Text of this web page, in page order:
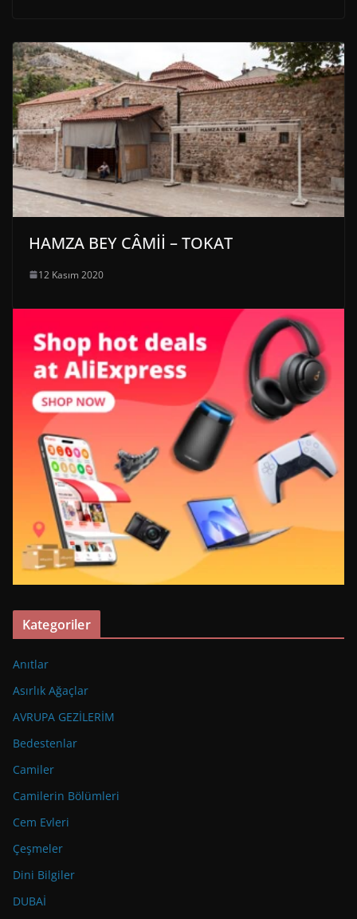
HAMZA BEY CÂMİİ – TOKAT
12 Kasım 2020
Kategoriler
Anıtlar
Asırlık Ağaçlar
AVRUPA GEZİLERİM
Bedestenlar
Camiler
Camilerin Bölümleri
Cem Evleri
Çeşmeler
Dini Bilgiler
DUBAİ